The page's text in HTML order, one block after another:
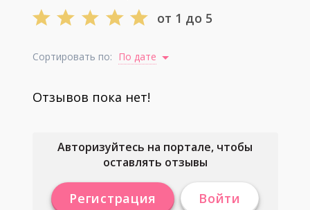
от 1 до 5
Сортировать по: По дате
Отзывов пока нет!
Авторизуйтесь на портале, чтобы
оставлять отзывы
Регистрация Войти